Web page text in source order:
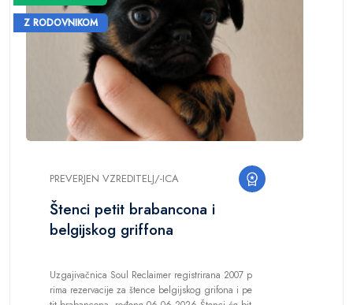
Z RODOVNIKOM
PREVERJEN VZREDITELJ/-ICA
Štenci petit brabancona i
belgijskog griffona
Uzgajivačnica Soul Reclaimer registrirana 2007 p
rima rezervacije za štence belgijskog grifona i pe